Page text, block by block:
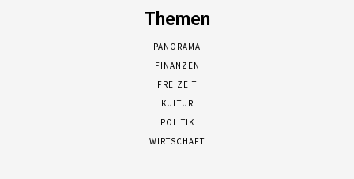
Themen
PANORAMA
FINANZEN
FREIZEIT
KULTUR
POLITIK
WIRTSCHAFT